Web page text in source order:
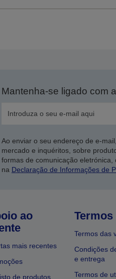
Mantenha-se ligado com
Ao enviar o seu endereço de e-
mercado e inquéritos, sobre
formas de comunicação
na Declaração de Informações de
ao
mais recentes
de produtos
Termos
Termos das
Condições
e entrega
Termos de